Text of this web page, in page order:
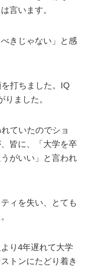
言います。
きじゃない」と感
打ちました。IQ
ました。
ていたのでショ
皆に、「大学を卒
がいい」と言われ
ィを失い、とても
り4年遅れて大学
トンにたどり着き